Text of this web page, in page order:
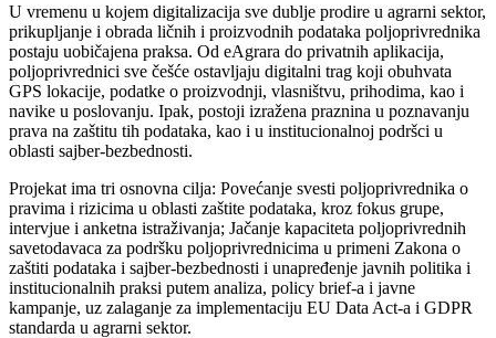
U vremenu u kojem digitalizacija sve dublje prodire u agrarni sektor,
prikupljanje i obrada ličnih i proizvodnih podataka poljoprivrednika
postaju uobičajena praksa. Od eAgrara do privatnih aplikacija,
poljoprivrednici sve češće ostavljaju digitalni trag koji obuhvata
GPS lokacije, podatke o proizvodnji, vlasništvu, prihodima, kao i
navike u poslovanju. Ipak, postoji izražena praznina u poznavanju
prava na zaštitu tih podataka, kao i u institucionalnoj podršci u
oblasti sajber-bezbednosti.
Projekat ima tri osnovna cilja: Povećanje svesti poljoprivrednika o
pravima i rizicima u oblasti zaštite podataka, kroz fokus grupe,
intervjue i anketna istraživanja; Jačanje kapaciteta poljoprivrednih
savetodavaca za podršku poljoprivrednicima u primeni Zakona o
zaštiti podataka i sajber-bezbednosti i unapređenje javnih politika i
institucionalnih praksi putem analiza, policy brief-a i javne
kampanje, uz zalaganje za implementaciju EU Data Act-a i GDPR
standarda u agrarni sektor.